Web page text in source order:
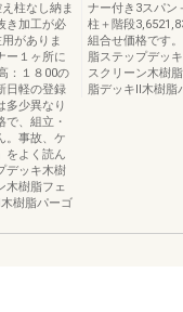
柱なし納ま
き加工が必
がありま
ー１ヶ所に
：１８00の
日軽の登録
多少異なり
で、組立・
。事故、ケ
をよく読ん
デッキ木樹
木樹脂フェ
樹脂パーゴ
ナー付き3スパン
柱＋階段
組合せ価格です
脂ステップデッ
スクリーン木樹
脂デッキⅡ木樹脂